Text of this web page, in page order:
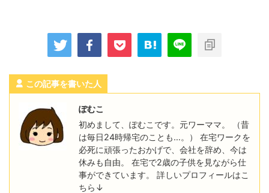
この記事を書いた人
ぽむこ
初めまして、ぽむこです。元ワーママ。 （昔
は毎日24時帰宅のことも…。） 在宅ワークを
必死に頑張ったおかげで、会社を辞め、今は
休みも自由。 在宅で2歳の子供を見ながら仕
事ができています。 詳しいプロフィールはこ
ちら↓